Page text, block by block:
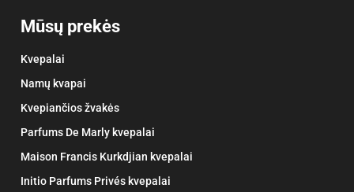
Mūsų prekės
Kvepalai
Namų kvapai
Kvepiančios žvakės
Parfums De Marly kvepalai
Maison Francis Kurkdjian kvepalai
Initio Parfums Privés kvepalai